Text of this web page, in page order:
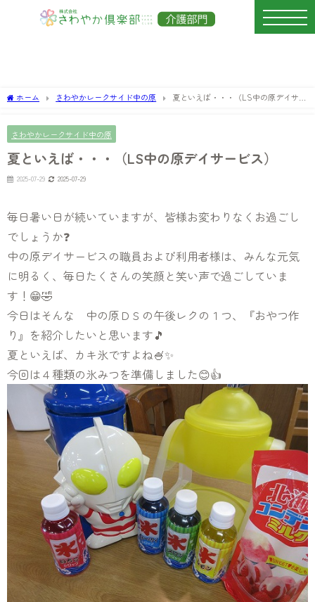
ホーム さわやかレークサイド中の原
夏といえば・・・（LS中の原デイサー
さわやかレークサイド中の原
夏といえば・・・（LS中の原デイサービス）
2025-07-29 2025-07-29
毎日暑い日が続いていますが、皆様お変わりなくお過ごし
でしょうか❓
中の原デイサービスの職員および利用者様は、みんな元気
に明るく、毎日たくさんの笑顔と笑い声で過ごしていま
す！😁🤣
今日はそんな 中の原ＤＳの午後レクの１つ、『おやつ作
り』を紹介したいと思います🎵
夏といえば、カキ氷ですよね🍧✨
今回は４種類の氷みつを準備しました😊👍